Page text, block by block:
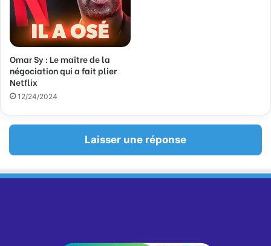
s
e
E
m
a
Omar Sy : Le maître de la
négociation qui a fait plier
Netflix
12/24/2024
Laisser une réponse